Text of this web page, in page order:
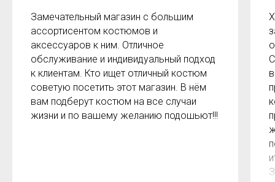
Замечательный магазин с большим
ассортисентом костюмов и
аксессуаров к ним. Отличное
обслуживание и индивидуальный подход
к клиентам. Кто ищет отличный костюм
советую посетить этот магазин. В нём
вам подберут костюм на все случаи
жизни и по вашему желанию подошьют!!!